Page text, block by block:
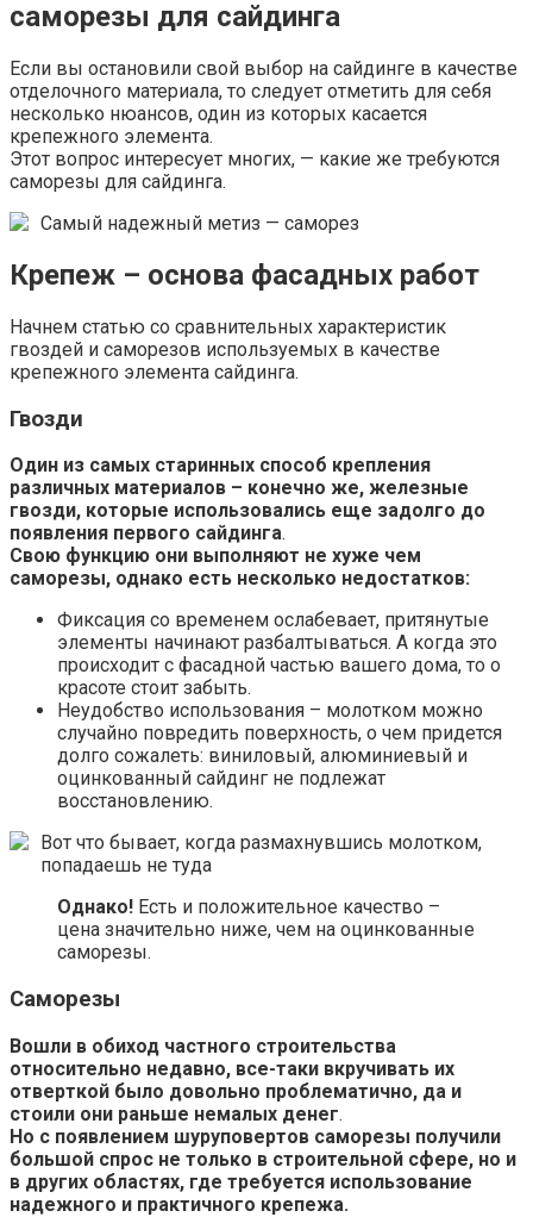
саморезы для сайдинга
Если вы остановили свой выбор на сайдинге в качестве
отделочного материала, то следует отметить для себя
несколько нюансов, один из которых касается
крепежного элемента.
Этот вопрос интересует многих, — какие же требуются
саморезы для сайдинга.
Самый надежный метиз — саморез
Крепеж – основа фасадных работ
Начнем статью со сравнительных характеристик
гвоздей и саморезов используемых в качестве
крепежного элемента сайдинга.
Гвозди
Один из самых старинных способ крепления
различных материалов – конечно же, железные
гвозди, которые использовались еще задолго до
появления первого сайдинга.
Свою функцию они выполняют не хуже чем
саморезы, однако есть несколько недостатков:
Фиксация со временем ослабевает, притянутые
элементы начинают разбалтываться. А когда это
происходит с фасадной частью вашего дома, то о
красоте стоит забыть.
Неудобство использования – молотком можно
случайно повредить поверхность, о чем придется
долго сожалеть: виниловый, алюминиевый и
оцинкованный сайдинг не подлежат
восстановлению.
Вот что бывает, когда размахнувшись молотком,
попадаешь не туда
Однако! Есть и положительное качество –
цена значительно ниже, чем на оцинкованные
саморезы.
Саморезы
Вошли в обиход частного строительства
относительно недавно, все-таки вкручивать их
отверткой было довольно проблематично, да и
стоили они раньше немалых денег.
Но с появлением шуруповертов саморезы получили
большой спрос не только в строительной сфере, но и
в других областях, где требуется использование
надежного и практичного крепежа.